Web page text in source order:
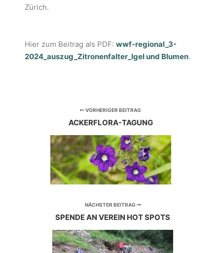
Zürich.
Hier zum Beitrag als PDF: wwf-regional_3-
2024_auszug_Zitronenfalter_Igel und Blumen.
VORHERIGER BEITRAG
ACKERFLORA-TAGUNG
NÄCHSTER BEITRAG
SPENDE AN VEREIN HOT SPOTS